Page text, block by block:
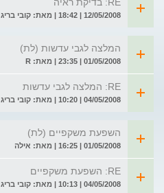
12/05/2008 | 18:42 | מאת: קובי בריג
המלצה לגבי עדשות (לת)
01/05/2008 | 23:35 | מאת: R
RE: המלצה לגבי עדשות
04/05/2008 | 10:20 | מאת: קובי בריג
השפעת משקפיים (לת)
01/05/2008 | 16:25 | מאת: אילה
RE: השפעת משקפיים
04/05/2008 | 10:13 | מאת: קובי בריג